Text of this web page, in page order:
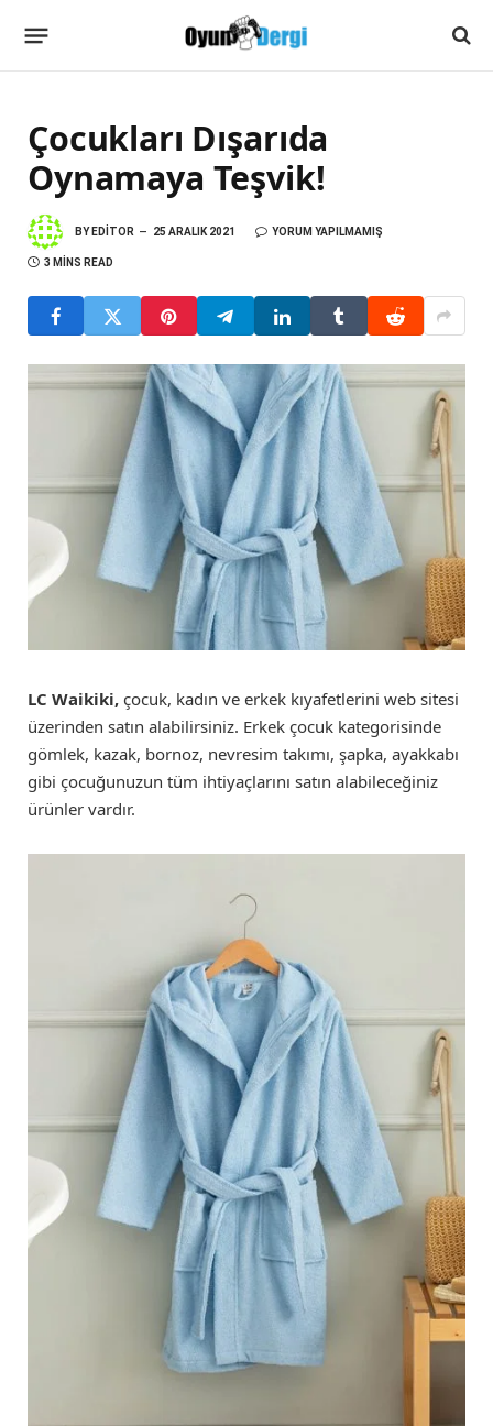
Çocukları Dışarıda
Oynamaya Teşvik!
BY EDITOR 25 ARALIK 2021 YORUM YAPILMAMIŞ
3 MINS READ
LC Waikiki, çocuk, kadın ve erkek kıyafetlerini web sitesi
üzerinden satın alabilirsiniz. Erkek çocuk kategorisinde
gömlek, kazak, bornoz, nevresim takımı, şapka, ayakkabı
gibi çocuğunuzun tüm ihtiyaçlarını satın alabileceğiniz
ürünler vardır.